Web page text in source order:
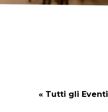
« Tutti gli Eventi